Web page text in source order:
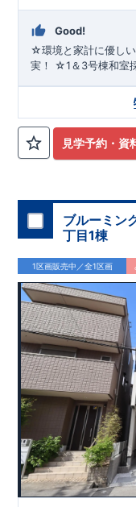
Good!
☆環境と家計に優し
実！ ☆1＆3号棟和室
見学予約・資
ブルーミン
丁目1棟
1区画販売中／全1区画